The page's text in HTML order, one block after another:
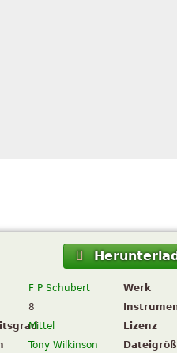
F P Schubert Werk
8
Mittel Lizenz
Tony Wilkinson